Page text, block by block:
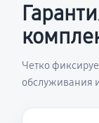
Четко
обслуживания